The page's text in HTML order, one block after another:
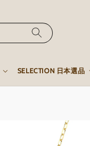
SELECTION 日本選品